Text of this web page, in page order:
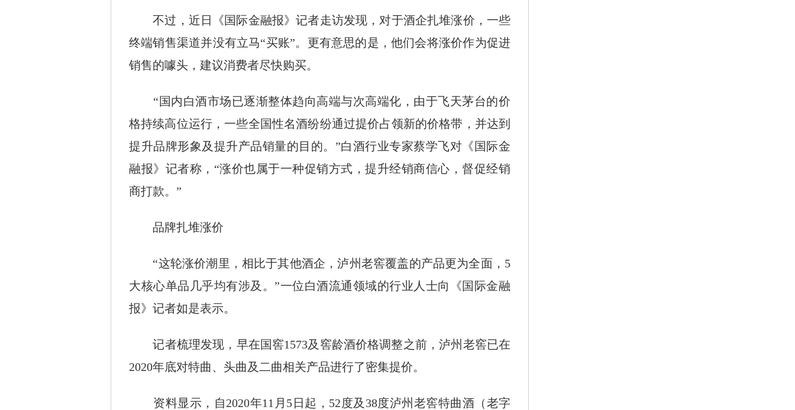
不过，近日《国际金融报》记者走访发现，对于酒企扎堆涨价，一些
终端销售渠道并没有立马“买账”。更有意思的是，他们会将涨价作为促进
销售的噱头，建议消费者尽快购买。
“国内白酒市场已逐渐整体趋向高端与次高端化，由于飞天茅台的价
格持续高位运行，一些全国性名酒纷纷通过提价占领新的价格带，并达到
提升品牌形象及提升产品销量的目的。”白酒行业专家蔡学飞对《国际金
融报》记者称，“涨价也属于一种促销方式，提升经销商信心，督促经销
商打款。”
品牌扎堆涨价
“这轮涨价潮里，相比于其他酒企，泸州老窖覆盖的产品更为全面，5
大核心单品几乎均有涉及。”一位白酒流通领域的行业人士向《国际金融
报》记者如是表示。
记者梳理发现，早在国窖1573及窖龄酒价格调整之前，泸州老窖已在
2020年底对特曲、头曲及二曲相关产品进行了密集提价。
资料显示，自2020年11月5日起，52度及38度泸州老窖特曲酒（老字